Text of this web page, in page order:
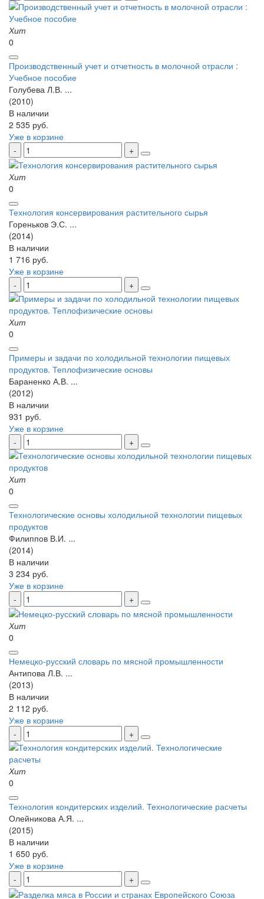
Хит
0
Производственный учет и отчетность в молочной отрасли :
Учебное пособие
Голубева Л.В. ...
(2010)
В наличии
2 535 руб.
Уже в корзине
Хит
0
Технология консервирования растительного сырья
Гореньков Э.С. ...
(2014)
В наличии
1 716 руб.
Уже в корзине
Хит
0
Примеры и задачи по холодильной технологии пищевых
продуктов. Теплофизические основы
Бараненко А.В. ...
(2012)
В наличии
931 руб.
Уже в корзине
Хит
0
Технологические основы холодильной технологии пищевых
продуктов
Филиппов В.И. ...
(2014)
В наличии
3 234 руб.
Уже в корзине
Хит
0
Немецко-русский словарь по мясной промышленности
Антипова Л.В. ...
(2013)
В наличии
2 112 руб.
Уже в корзине
Хит
0
Технология кондитерских изделий. Технологические расчеты
Олейникова А.Я. ...
(2015)
В наличии
1 650 руб.
Уже в корзине